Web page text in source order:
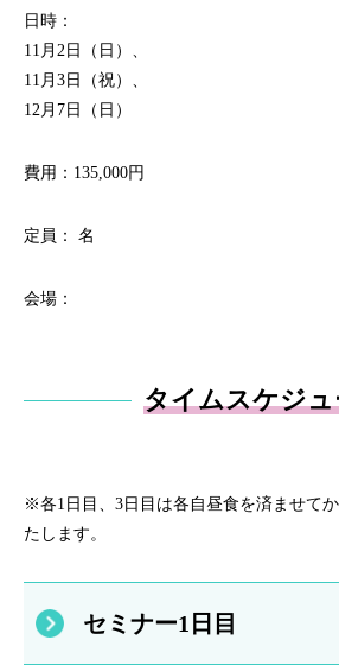
日時：
11月2日（日）、
11月3日（祝）、
12月7日（日）
費用：135,000円
定員： 名
会場：
タイムスケジ
※各1日目、3日目は各自昼食を済ませて
たします。
セミナー1日目